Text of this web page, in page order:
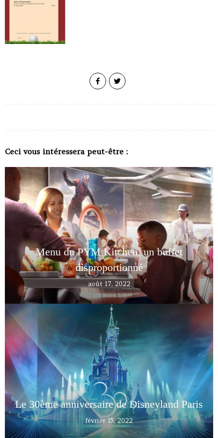
Ceci vous intéressera peut-être :
Menu du PYM Kitchen, un buffet
disproportionné
août 17, 2022
Le 30ème anniversaire de Disneyland Paris
février 15, 2022